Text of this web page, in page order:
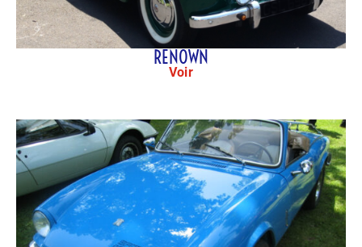
RENOWN
Voir